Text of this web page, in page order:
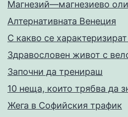
Магнезий—магнезиево
Алтернативната Венеция
С какво се
Здравословен живот с
Запoчни да тренираш
10 неща, които трябва да
Жега в Софийския трафик